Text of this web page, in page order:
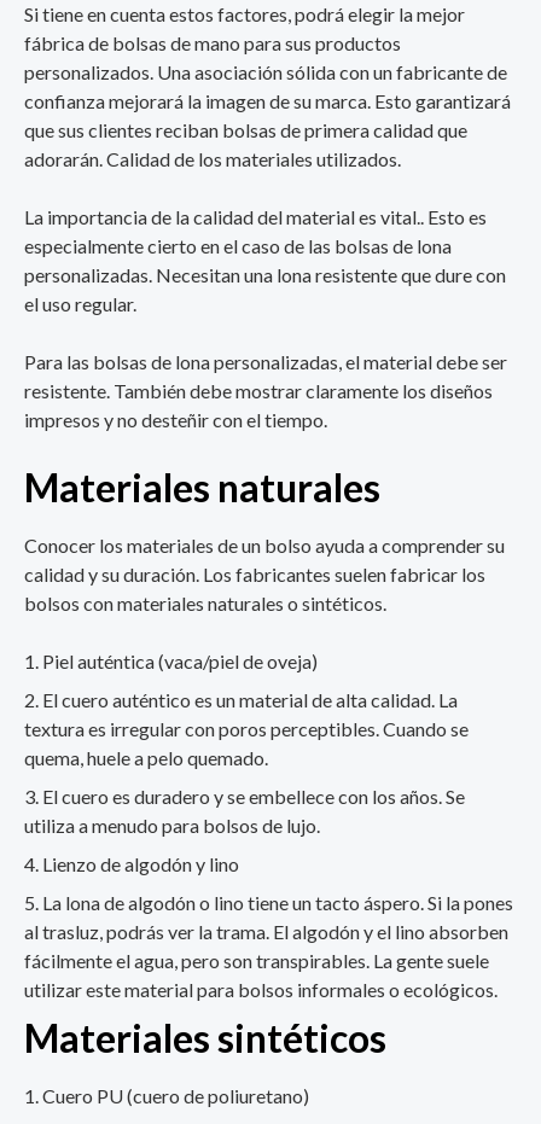
Si tiene en cuenta estos factores, podrá elegir la mejor
fábrica de bolsas de mano para sus productos
personalizados. Una asociación sólida con un fabricante de
confianza mejorará la imagen de su marca. Esto garantizará
que sus clientes reciban bolsas de primera calidad que
adorarán. Calidad de los materiales utilizados.
La importancia de la calidad del material es vital.. Esto es
especialmente cierto en el caso de las bolsas de lona
personalizadas. Necesitan una lona resistente que dure con
el uso regular.
Para las bolsas de lona personalizadas, el material debe ser
resistente. También debe mostrar claramente los diseños
impresos y no desteñir con el tiempo.
Materiales naturales
Conocer los materiales de un bolso ayuda a comprender su
calidad y su duración. Los fabricantes suelen fabricar los
bolsos con materiales naturales o sintéticos.
Piel auténtica (vaca/piel de oveja)
El cuero auténtico es un material de alta calidad. La
textura es irregular con poros perceptibles. Cuando se
quema, huele a pelo quemado.
El cuero es duradero y se embellece con los años. Se
utiliza a menudo para bolsos de lujo.
Lienzo de algodón y lino
La lona de algodón o lino tiene un tacto áspero. Si la pones
al trasluz, podrás ver la trama. El algodón y el lino absorben
fácilmente el agua, pero son transpirables. La gente suele
utilizar este material para bolsos informales o ecológicos.
Materiales sintéticos
Cuero PU (cuero de poliuretano)